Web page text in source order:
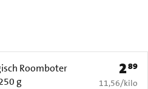
Roomboter
g
Prijs:
289
€ 11,56 per
11,56/kilo